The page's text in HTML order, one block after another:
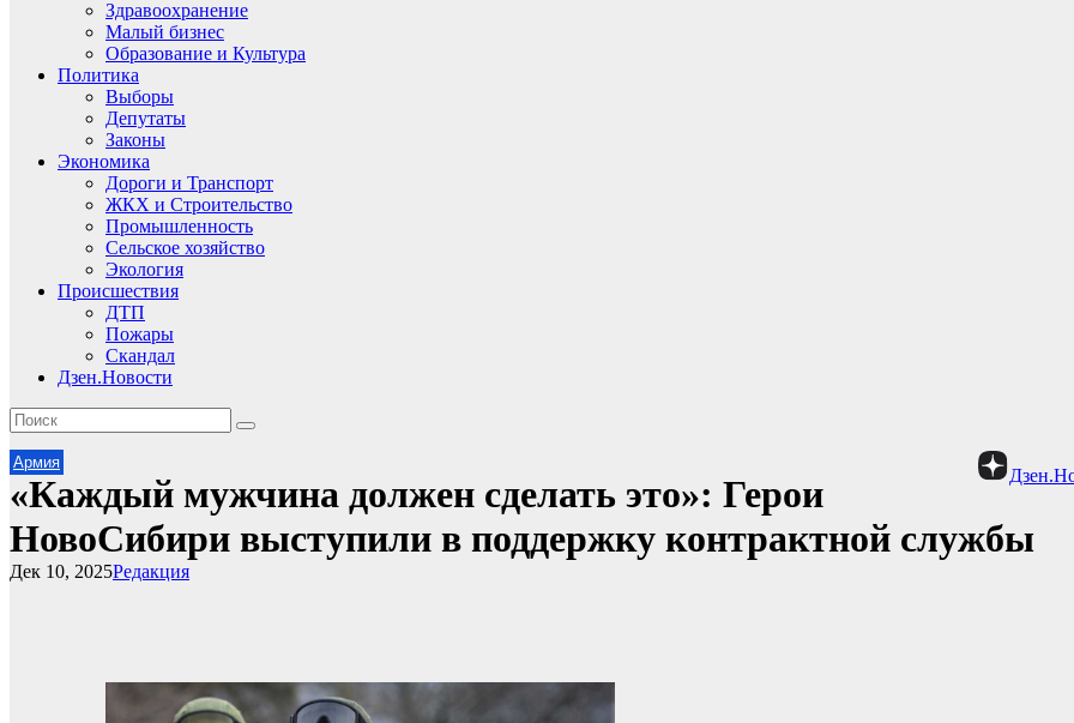
Здравоохранение
Малый бизнес
Образование и Культура
Политика
Выборы
Депутаты
Законы
Экономика
Дороги и Транспорт
ЖКХ и Строительство
Промышленность
Сельское хозяйство
Экология
Происшествия
ДТП
Пожары
Скандал
Дзен.Новости
Армия
«Каждый мужчина должен сделать это»: Герои
НовоСибири выступили в поддержку контрактной службы
Редакция
Дек 10, 2025